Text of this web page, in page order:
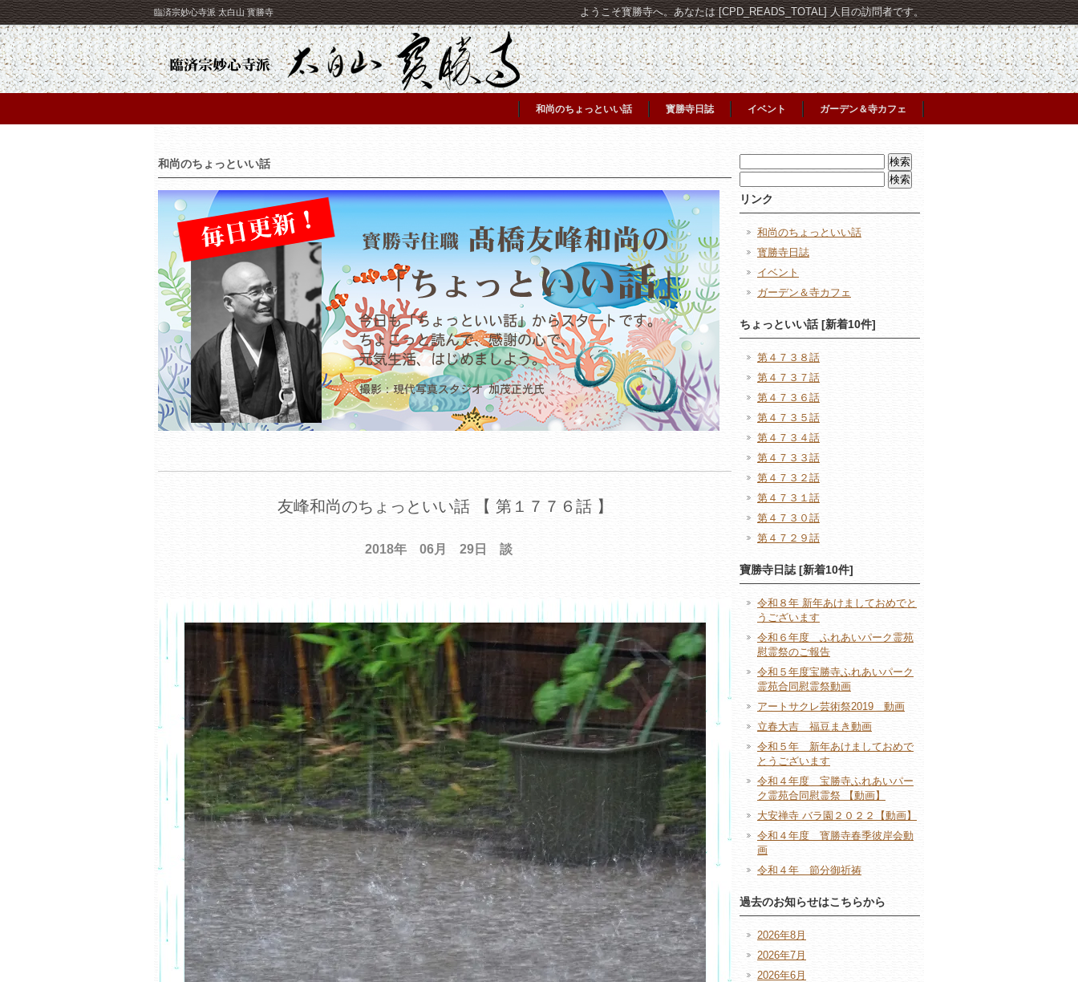
臨済宗妙心寺派 太白山 寳勝寺 ようこそ寳勝寺へ。あなたは [CPD_READS_TOTAL] 人目の訪問者です。
和尚のちょっといい話 寳勝寺日誌 イベント ガーデン＆寺カフェ
和尚のちょっといい話
友峰和尚のちょっといい話 【 第１７７６話 】
2018年 06月 29日 談
索:
索:
リンク
和尚のちょっといい話
寳勝寺日誌
イベント
ガーデン＆寺カフェ
ちょっといい話 [新着10件]
第４７３８話
第４７３７話
第４７３６話
第４７３５話
第４７３４話
第４７３３話
第４７３２話
第４７３１話
第４７３０話
第４７２９話
寶勝寺日誌 [新着10件]
令和８年 新年あけましておめでと
うございます
令和６年度 ふれあいパーク霊苑
慰霊祭のご報告
令和５年度宝勝寺ふれあいパーク
霊苑合同慰霊祭動画
アートサクレ芸術祭2019 動画
立春大吉 福豆まき動画
令和５年 新年あけましておめで
とうございます
令和４年度 宝勝寺ふれあいパー
ク霊苑合同慰霊祭 【動画】
大安禅寺 バラ園２０２２【動画】
令和４年度 寳勝寺春季彼岸会動
画
令和４年 節分御祈祷
過去のお知らせはこちらから
2026年8月
2026年7月
2026年6月